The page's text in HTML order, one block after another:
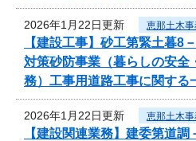
2026年1月22日更新 恵那土木
【建設工事】砂工第緊土暮
対策砂防事業（暮らしの安全
務）工事用道路工事に関する
2026年1月22日更新 恵那土木
【建設関連業務】建委第道